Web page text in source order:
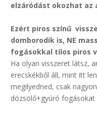
elzáródást okozhat az
Ezért piros színű
domborodik is, NE
fogásokkal tilos piros
Ha olyan visszeret látsz,
erecskékből áll, mint itt
megilyedned, csak
dözsölő+gyúró fogásokat